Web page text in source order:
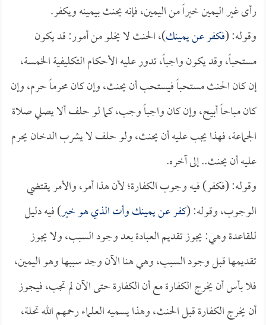
رأى غير اليمين خيراً من اليمين، فإنه يحنث بيمينه ويكفر.
وقوله: (فكفر عن يمينك)، الحنث لا يخلو من أمور: قد يكون
مستحباً، وقد يكون واجباً، تدور عليه الأحكام التكليفية الخمسة،
إن كان الحنث مستحباً فيستحب أن يحنث، وإن كان محرماً حرم، وإن
كان مباحاً أبيح، وإن كان واجباً وجب، كما لو حلف ألا يصلي صلاة
الجماعة، فهذا يجب عليه أن يحنث، ولو حلف لا يشرب الدخان يحرم
عليه أن يحنث.. إلى آخره.
وقوله: (فكفر) فيه وجوب الكفارة؛ لأن هذا أمر، والأمر يقتضي
الوجوب، وقوله: (كفر عن يمينك وأت الذي هو خير) فيه دليل
للقاعدة وهي: يجوز تقديم العبادة بعد وجود السبب، ولا يجوز
تقديمها قبل وجود السبب، وهي هنا الآن وجد سببها وهو اليمين،
فلا بأس أن يخرج الكفارة مع أن الكفارة حتى الآن لم تجب، فيجوز
أن يخرج الكفارة قبل الحنث، وهذا يسميه العلماء رحمهم الله تحلة،